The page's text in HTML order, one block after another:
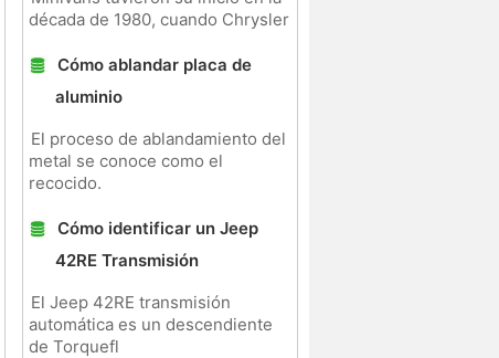
década de 1980, cuando Chrysler
Cómo ablandar placa de
aluminio
El proceso de ablandamiento del
metal se conoce como el
recocido.
Cómo identificar un Jeep
42RE Transmisión
El Jeep 42RE transmisión
automática es un descendiente
de Torquefl